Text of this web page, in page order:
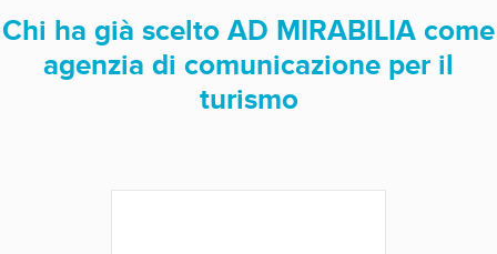
Chi ha già scelto AD MIRABILIA come
agenzia di comunicazione per il
turismo